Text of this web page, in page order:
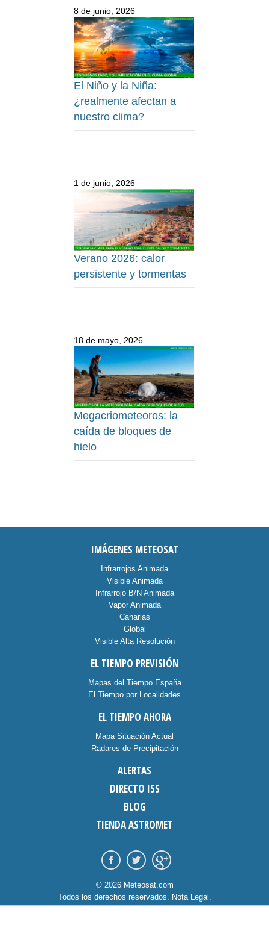
8 de junio, 2026
El Niño y la Niña:
¿realmente afectan a
nuestro clima?
1 de junio, 2026
Verano 2026: calor
persistente y tormentas
18 de mayo, 2026
Megacriometeoros: la
caída de bloques de
hielo
IMÁGENES METEOSAT
Infrarrojos Animada
Visible Animada
Infrarrojo B/N Animada
Vapor Animada
Canarias
Global
Visible Alta Resolución
EL TIEMPO PREVISIÓN
Mapas del Tiempo España
El Tiempo por Localidades
EL TIEMPO AHORA
Mapa Situación Actual
Radares de Precipitación
ALERTAS
DIRECTO ISS
BLOG
TIENDA ASTROMET
© 2026 Meteosat.com
Todos los derechos reservados. Nota Legal .